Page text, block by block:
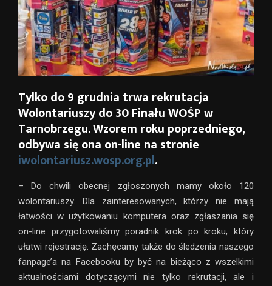
Tylko do 9 grudnia trwa rekrutacja
Wolontariuszy do 30 Finału WOŚP w
Tarnobrzegu. Wzorem roku poprzedniego,
odbywa się ona on-line na stronie
iwolontariusz.wosp.org.pl.
– Do chwili obecnej zgłoszonych mamy około 120
wolontariuszy. Dla zainteresowanych, którzy nie mają
łatwości w użytkowaniu komputera oraz zgłaszania się
on-line przygotowaliśmy poradnik krok po kroku, który
ułatwi rejestrację. Zachęcamy także do śledzenia naszego
fanpage’a na Facebooku by być na bieżąco z wszelkimi
aktualnościami dotyczącymi nie tylko rekrutacji, ale i